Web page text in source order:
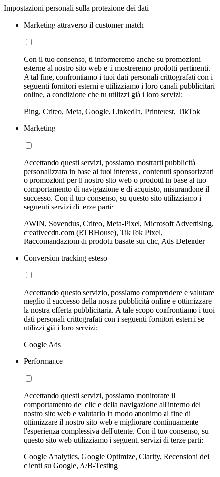
Impostazioni personali sulla protezione dei dati
Marketing attraverso il customer match
Con il tuo consenso, ti informeremo anche su promozioni
esterne al nostro sito web e ti mostreremo prodotti pertinenti.
A tal fine, confrontiamo i tuoi dati personali crittografati con i
seguenti fornitori esterni e utilizziamo i loro canali pubblicitari
online, a condizione che tu utilizzi già i loro servizi:
Bing, Criteo, Meta, Google, LinkedIn, Printerest, TikTok
Marketing
Accettando questi servizi, possiamo mostrarti pubblicità
personalizzata in base ai tuoi interessi, contenuti sponsorizzati
o promozioni per il nostro sito web o prodotti in base al tuo
comportamento di navigazione e di acquisto, misurandone il
successo. Con il tuo consenso, su questo sito utilizziamo i
seguenti servizi di terze parti:
AWIN, Sovendus, Criteo, Meta-Pixel, Microsoft Advertising,
creativecdn.com (RTBHouse), TikTok Pixel,
Raccomandazioni di prodotti basate sui clic, Ads Defender
Conversion tracking esteso
Accettando questo servizio, possiamo comprendere e valutare
meglio il successo della nostra pubblicità online e ottimizzare
la nostra offerta pubblicitaria. A tale scopo confrontiamo i tuoi
dati personali crittografati con i seguenti fornitori esterni se
utilizzi già i loro servizi:
Google Ads
Performance
Accettando questi servizi, possiamo monitorare il
comportamento dei clic e della navigazione all'interno del
nostro sito web e valutarlo in modo anonimo al fine di
ottimizzare il nostro sito web e migliorare continuamente
l'esperienza complessiva dell'utente. Con il tuo consenso, su
questo sito web utilizziamo i seguenti servizi di terze parti:
Google Analytics, Google Optimize, Clarity, Recensioni dei
clienti su Google, A/B-Testing